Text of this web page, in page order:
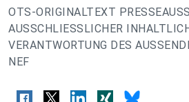
OTS-ORIGINALTEXT
AUSSCHLIESSLICHER
VERANTWORTUNG DES
NEF